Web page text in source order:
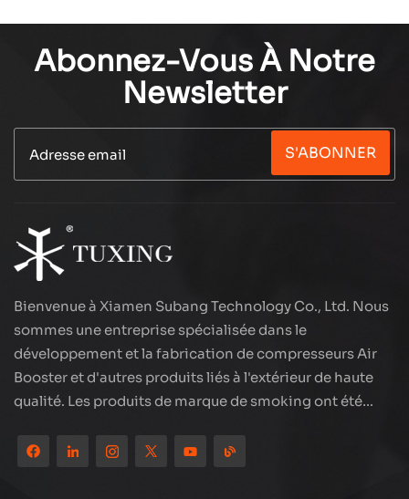
Abonnez-Vous À Notre
Newsletter
S'ABONNER
Bienvenue à Xiamen Subang Technology Co., Ltd. Nous
sommes une entreprise spécialisée dans le
développement et la fabrication de compresseurs Air
Booster et d'autres produits liés à l'extérieur de haute
qualité. Les produits de marque de smoking ont été
située dans les beaux paysages de la ville côtière -
Xiamen, nos produits sont exportés vers plus de 80 pays